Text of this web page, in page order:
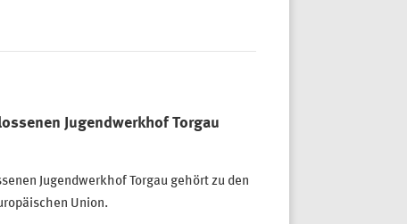
Jugendwerkhof Torgau
Jugendwerkhof Torgau gehört zu den
Union.